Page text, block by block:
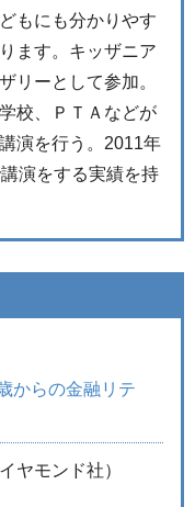
もにも分かりやす
ます。キッザニア
リーとして参加。
校、ＰＴＡなどが
演を行う。2011年
演をする実績を持
からの金融リテ
ヤモンド社）